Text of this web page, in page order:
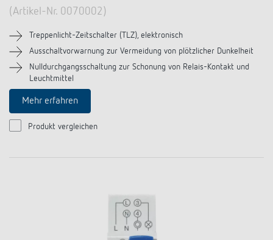
(Artikel-Nr. 0070002)
Treppenlicht-Zeitschalter (TLZ), elektronisch
Ausschaltvorwarnung zur Vermeidung von plötzlicher Dunkelheit
Nulldurchgangsschaltung zur Schonung von Relais-Kontakt und
Leuchtmittel
Mehr erfahren
Produkt vergleichen